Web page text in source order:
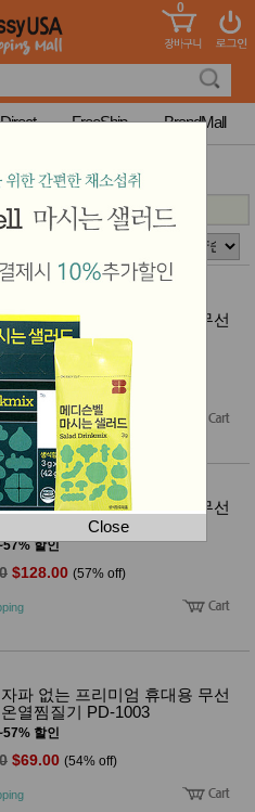
0
FreeShip BrandMall
Close
파 없는 프리미엄 휴대용 무선
찜질기 PD-130 x2개 세트
할인
$148.00 (56% off)
파 없는 프리미엄 휴대용 무선
열찜질기 PD-1003 x2개
할인
$128.00 (57% off)
파 없는 프리미엄 휴대용 무선
열찜질기 PD-1003
할인
$69.00 (54% off)